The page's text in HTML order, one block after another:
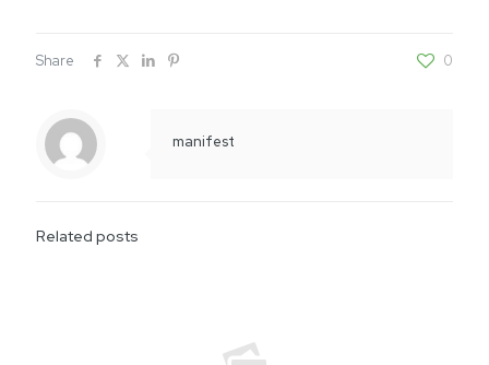
Share 0
manifest
Related posts